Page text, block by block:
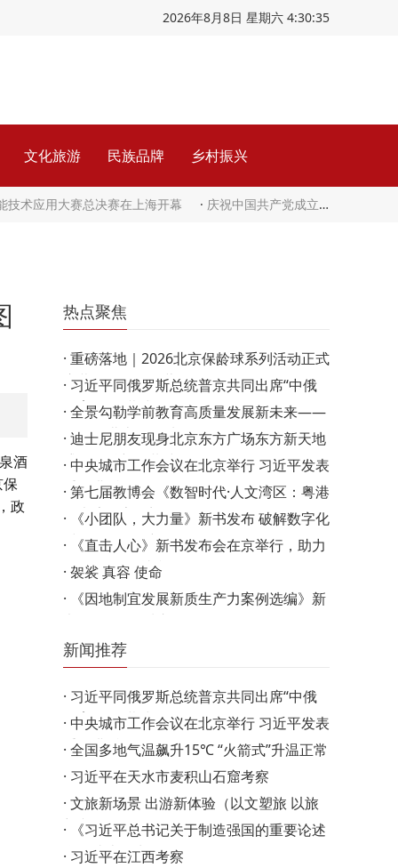
2026年8月8日 星期六 4:30:37
文化旅游 民族品牌 乡村振兴
技术应用大赛总决赛在上海开幕 · 庆祝中国共产党成立105周年音乐会《人民至上》在京举行
酒
保
政
热点聚焦
· 重磅落地｜2026北京保龄球系列活动正式
启幕，五年发展蓝图+…
· 习近平同俄罗斯总统普京共同出席“中俄
教育年”开幕式
· 全景勾勒学前教育高质量发展新未来——
第28届北京国际幼教…
· 迪士尼朋友现身北京东方广场东方新天地
盛邀粉丝新春共赴…
· 中央城市工作会议在北京举行 习近平发表
重要讲话
· 第七届教博会《数智时代·人文湾区：粤港
澳大湾区家教门风…
·
《小团队，大力量》新书发布 破解数字化
时代团队管理新命…
·
《直击人心》新书发布会在京举行，助力
职场人“开口就赢…
· 袈裟 真容 使命
·
《因地制宜发展新质生产力案例选编》新
书发布会 暨“城市…
新闻推荐
· 习近平同俄罗斯总统普京共同出席“中俄
教育年”开幕式
· 中央城市工作会议在北京举行 习近平发表
重要讲话
· 全国多地气温飙升15℃ “火箭式”升温正常
吗？
· 习近平在天水市麦积山石窟考察
· 文旅新场景 出游新体验（以文塑旅 以旅
彰文）
·
《习近平总书记关于制造强国的重要论述
学习读本》出版发…
· 习近平在江西考察